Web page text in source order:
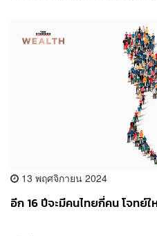
13 พฤศจิกายน 2024
อีก 16 ปีจะมีคนไทยกี่คน โจทย์